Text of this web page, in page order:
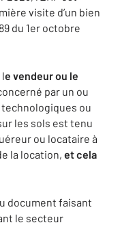
visite d’un bien
du 1er octobre
e vendeur ou le
par un ou
ou
les sols est tenu
ou locataire à
la location, et cela
document faisant
le secteur